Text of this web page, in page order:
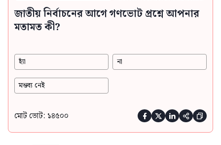
জাতীয় নির্বাচনের আগে গণভোট প্রশ্নে আপনার
মতামত কী?
হ্যাঁ না
মন্তব্য নেই
মোট ভোট: ১৪৫০০     